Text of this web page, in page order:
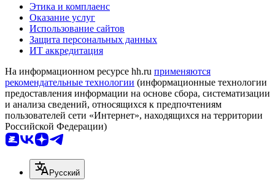
Этика и комплаенс
Оказание услуг
Использование сайтов
Защита персональных данных
ИТ аккредитация
На информационном ресурсе hh.ru применяются
рекомендательные технологии (информационные технологии
предоставления информации на основе сбора, систематизации
и анализа сведений, относящихся к предпочтениям
пользователей сети «Интернет», находящихся на территории
Российской Федерации)
Русский